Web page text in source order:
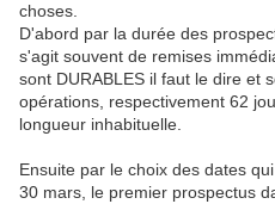
choses.
D'abord par la durée des
s'agit souvent de remises
sont DURABLES il faut le dire et
opérations, respectivement 62
longueur inhabituelle.
Ensuite par le choix des dates
30 mars, le premier prospectus